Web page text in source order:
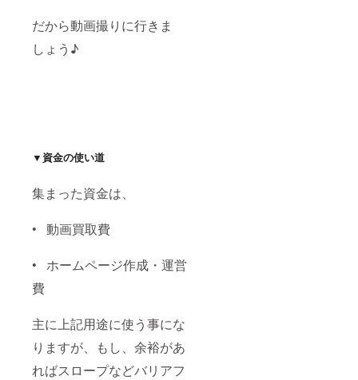
だから動画撮りに行きま
しょう♪
▼資金の使い道
集まった資金は、
• 動画買取費
• ホームページ作成・運営
費
主に上記用途に使う事にな
りますが、もし、余裕があ
ればスロープなどバリアフ